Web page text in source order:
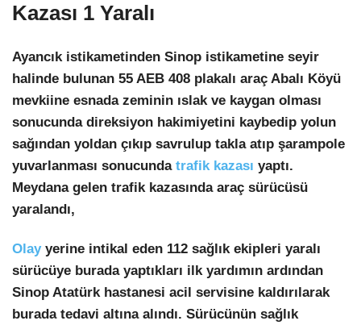
Instagram
Youtube
Pinterest
Dribbble
Kazası 1 Yaralı
Ayancık istikametinden Sinop istikametine seyir
halinde bulunan 55 AEB 408 plakalı araç Abalı Köyü
mevkiine esnada zeminin ıslak ve kaygan olması
sonucunda direksiyon hakimiyetini kaybedip yolun
sağından yoldan çıkıp savrulup takla atıp şarampole
yuvarlanması sonucunda trafik kazası yaptı.
Meydana gelen trafik kazasında araç sürücüsü
yaralandı,
Olayyerine intikal eden 112 sağlık ekipleri yaralı
sürücüye burada yaptıkları ilk yardımın ardından
Sinop Atatürk hastanesi acil servisine kaldırılarak
burada tedavi altına alındı. Sürücünün sağlık